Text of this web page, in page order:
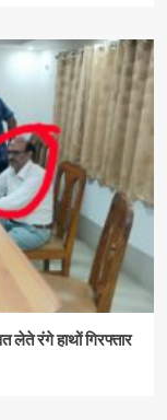
लेते रंगे हाथों गिरफ्तार